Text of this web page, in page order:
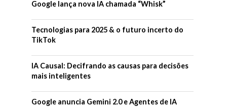
Google lança nova IA chamada “Whisk”
Tecnologias para 2025 & o futuro incerto do
TikTok
IA Causal: Decifrando as causas para decisões
mais inteligentes
Google anuncia Gemini 2.0 e Agentes de IA